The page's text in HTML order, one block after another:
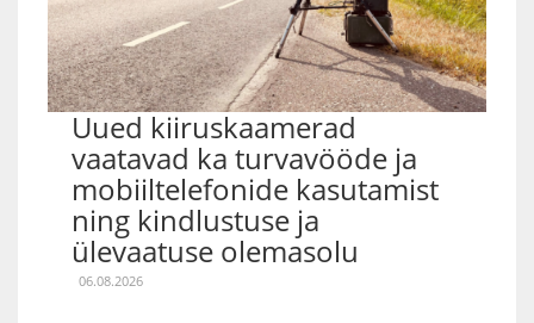
Uued kiiruskaamerad
vaatavad ka turvavööde ja
mobiiltelefonide kasutamist
ning kindlustuse ja
ülevaatuse olemasolu
06.08.2026